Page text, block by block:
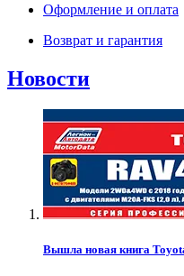
Оформление и оплата
Возврат и гарантия
Новости
Вышла новая книга